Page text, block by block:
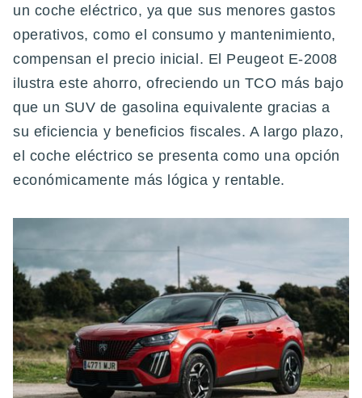
un coche eléctrico, ya que sus menores gastos
operativos, como el consumo y mantenimiento,
compensan el precio inicial. El Peugeot E-2008
ilustra este ahorro, ofreciendo un TCO más bajo
que un SUV de gasolina equivalente gracias a
su eficiencia y beneficios fiscales. A largo plazo,
el coche eléctrico se presenta como una opción
económicamente más lógica y rentable.